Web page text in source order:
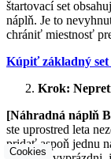
štartovací set
náplň. Je to
chrániť miestnosť
Kúpiť základný
Krok:
[Náhradná náplň
ste uprostred leta
pridať aspoň jednu
Cookies